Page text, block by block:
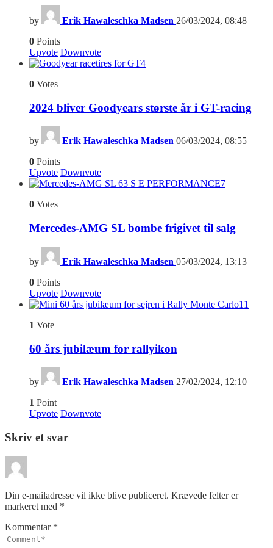
by Erik Hawaleschka Madsen 26/03/2024, 08:48
0 Points
Upvote Downvote
4
0 Votes
2024 bliver Goodyears største år i GT-racing
by Erik Hawaleschka Madsen 06/03/2024, 08:55
0 Points
Upvote Downvote
7
0 Votes
Mercedes-AMG SL bombe frigivet til salg
by Erik Hawaleschka Madsen 05/03/2024, 13:13
0 Points
Upvote Downvote
11
1 Vote
60 års jubilæum for rallyikon
by Erik Hawaleschka Madsen 27/02/2024, 12:10
1 Point
Upvote Downvote
Skriv et svar
Din e-mailadresse vil ikke blive publiceret. Krævede felter er
markeret med *
Kommentar *